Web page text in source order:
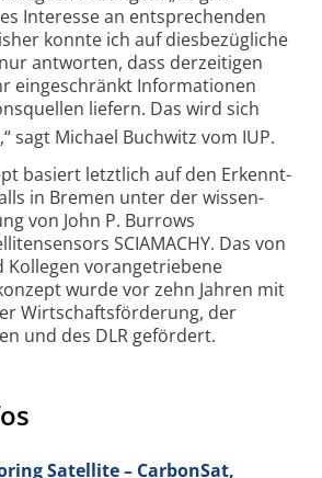
Interesse an ent­sprechenden
konnte ich auf diesbezügliche
antworten, dass derzeitigen
eingeschränkt Informationen
liefern. Das wird sich
sagt Michael Buchwitz vom IUP.
basiert letztlich auf den Erkennt­
in Bremen unter der wissen­
von John P. Burrows
SCIAMACHY. Das von
Kollegen voran­getriebene
wurde vor zehn Jahren mit
Wirtschafts­förderung, der
und des DLR gefördert.
Satellite – CarbonSat,